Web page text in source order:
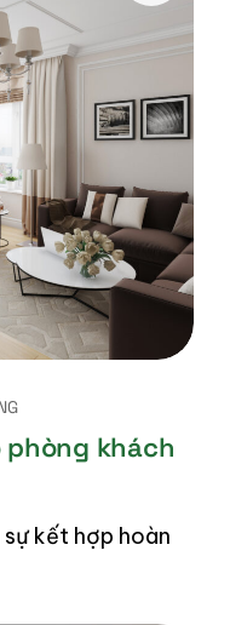
phòng khách
kết hợp hoàn